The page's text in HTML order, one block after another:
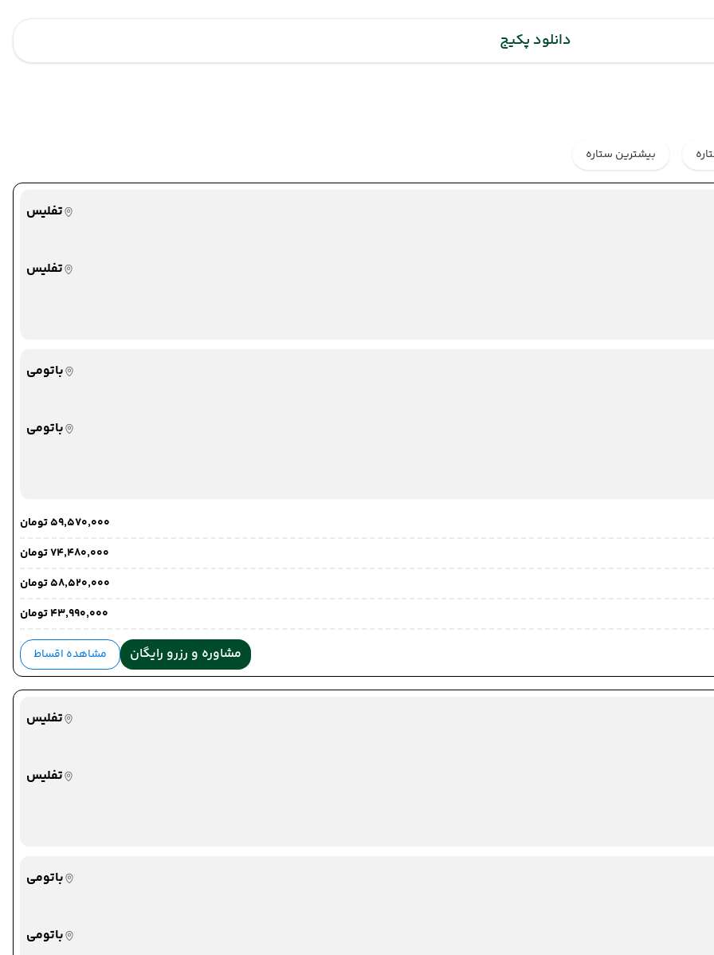
دانلود پکیج
بیشترین ستاره
تفلیس
تفلیس
باتومی
باتومی
۵۹٬۵۷۰٬۰۰۰ تومان
۷۴٬۴۸۰٬۰۰۰ تومان
۵۸٬۵۲۰٬۰۰۰ تومان
۴۳٬۹۹۰٬۰۰۰ تومان
مشاوره و رزرو رایگان مشاهده اقساط
تفلیس
تفلیس
باتومی
باتومی